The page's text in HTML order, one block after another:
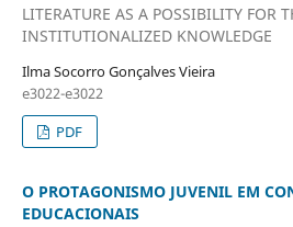
LITERATURE AS A POSSIBILITY FOR
INSTITUTIONALIZED KNOWLEDGE
Ilma Socorro Gonçalves Vieira
e3022-e3022
PDF
O PROTAGONISMO JUVENIL EM
EDUCACIONAIS